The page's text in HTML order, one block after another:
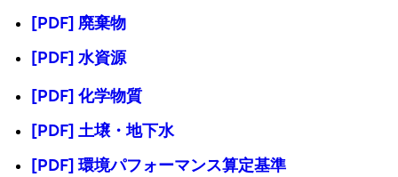
[PDF] 廃棄物
[PDF] 水資源
[PDF] 化学物質
[PDF] 土壌・地下水
[PDF] 環境パフォーマンス算定基準